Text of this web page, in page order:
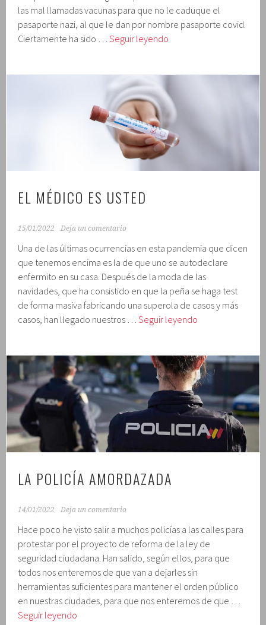
las mal llamadas vacunas para que no le caduque el
pasaporte nazi, al que le dan por nombre pasaporte covid.
Ciertamente ha sido …Seguir leyendo
pasaporte
nazi
caduque,
señor
EL MÉDICO ES USTED
15/01/2022 Deja un comentario
Una de las últimas ocurrencias en esta pandemia que dicen
que tenemos encima es la de que uno se autodeclare
enfermito en su casa. Después de la moda de las
navidades, que ha consistido en que la peña se haga test
de forma masiva fabricando una superola de casos y más
casos, han llegado nuestros …Seguir leyendo
usted
LA POLICÍA AMORDAZADA
14/01/2022 Deja un comentario
Hace poco he visto salir a muchos policías a las calles para
protestar por el proyecto de reforma de la ley de
seguridad ciudadana. Han salido, según ellos, para que
todos nos enteremos de que van a dejarles sin
herramientas suficientes para mantener el orden público
en nuestras ciudades, para que nos enteremos de que …
Seguir leyendo